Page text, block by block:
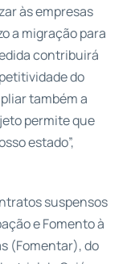
às empresas
a migração para
contribuirá
do
também a
permite que
estado”,
suspensos
e Fomento à
(Fomentar), do